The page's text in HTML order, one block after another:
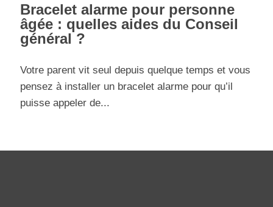
Bracelet alarme pour personne
âgée : quelles aides du Conseil
général ?
Votre parent vit seul depuis quelque temps et vous
pensez à installer un bracelet alarme pour qu’il
puisse appeler de...